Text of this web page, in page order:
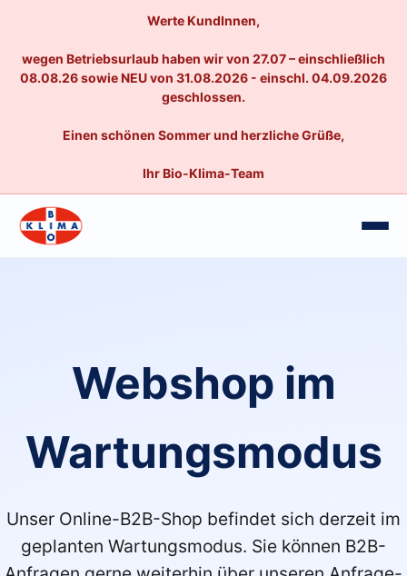
Werte KundInnen,
wegen Betriebsurlaub haben wir von 27.07 – einschließlich
08.08.26 sowie NEU von 31.08.2026 - einschl. 04.09.2026
geschlossen.
Einen schönen Sommer und herzliche Grüße,
Ihr Bio-Klima-Team
Webshop im
Wartungsmodus
Unser Online-B2B-Shop befindet sich derzeit im
geplanten Wartungsmodus. Sie können B2B-